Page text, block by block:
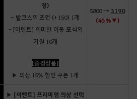
정)
- 발크스의 조언 (+150) 1개
- [이벤트] 희미한 어둠 포식의
기원 10개
[증정상품]
▶ 의상 15% 할인 쿠폰 1개
5800 → 3190
(45%▼)
▶ [이벤트] 프리미엄 의상 선택